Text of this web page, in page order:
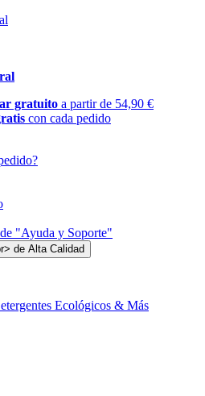
gratuito a partir de 54,90 €
con cada pedido
"Ayuda y Soporte"
Ecológicos & Más